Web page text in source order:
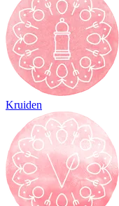
Kruiden